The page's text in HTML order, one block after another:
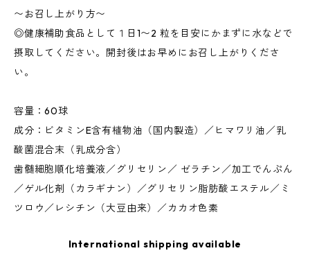
〜お召し上がり方〜
◎健康補助食品として１日1〜2 粒を目安にかまずに水などで
摂取してください。開封後はお早めにお召し上がりくださ
い。
容量：60球
成分：ビタミンE含有植物油（国内製造）／ヒマワリ油／乳
酸菌混合末（乳成分含）
歯髄細胞順化培養液／グリセリン／ ゼラチン／加工でんぷん
／ゲル化剤（カラギナン）／グリセリン脂肪酸エステル／ミ
ツロウ／レシチン（大豆由来）／カカオ色素
International shipping available